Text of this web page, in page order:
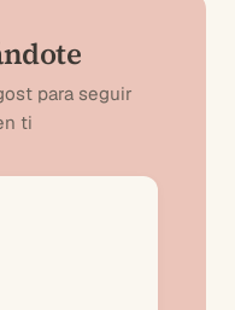
para seguir
ti